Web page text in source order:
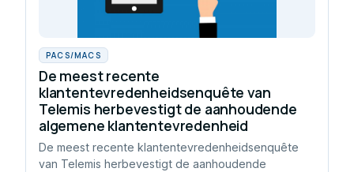
PACS/MACS
De meest recente
klantentevredenheidsenquête van
Telemis herbevestigt de aanhoudende
algemene klantentevredenheid
De meest recente klantentevredenheidsenquête
van Telemis herbevestigt de aanhoudende